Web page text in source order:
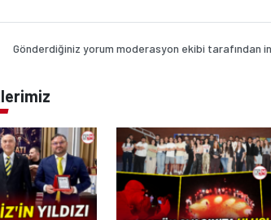
Gönderdiğiniz yorum moderasyon ekibi tarafından